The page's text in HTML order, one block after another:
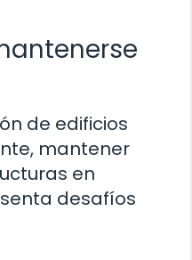
de edificios
mantener
en
desafíos